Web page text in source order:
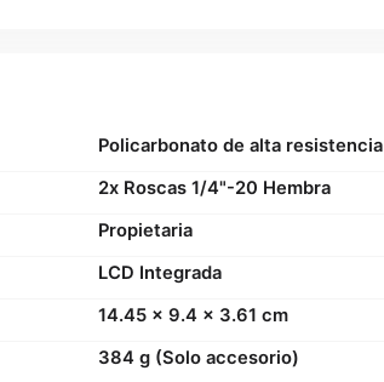
Policarbonato de alta resistencia
2x Roscas 1/4"-20 Hembra
Propietaria
LCD Integrada
14.45 x 9.4 x 3.61 cm
384 g (Solo accesorio)